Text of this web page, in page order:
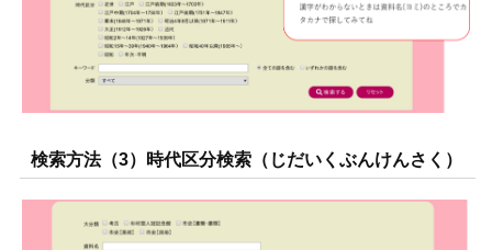
検索方法（3）時代区分検索（じだいくぶんけんさく）